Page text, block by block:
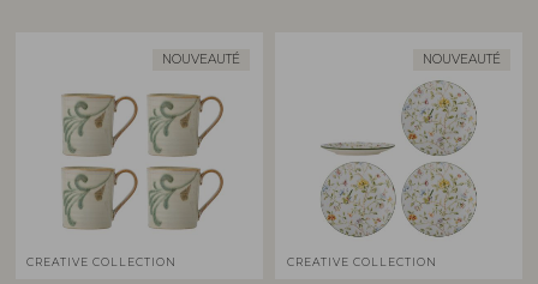
NOUVEAUTÉ
CREATIVE COLLECTION
NOUVEAUTÉ
CREATIVE COLLECTION